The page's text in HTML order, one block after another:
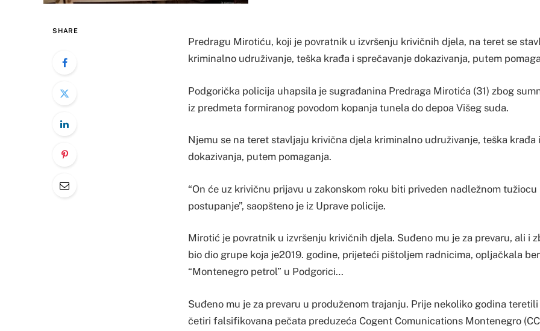
SHARE
Predragu Mirotiću, koji je povratnik u izvršenju krivičnih djela, na teret se
kriminalno udruživanje, teška krađa i sprečavanje dokazivanja, putem
Podgorička policija uhapsila je sugrađanina Predraga Mirotića (31) zbog
iz predmeta formiranog povodom kopanja tunela do depoa Višeg suda.
Njemu se na teret stavljaju krivična djela kriminalno udruživanje, teška krađa
dokazivanja, putem pomaganja.
“On će uz krivičnu prijavu u zakonskom roku biti priveden nadležnom tužiocu
postupanje”, saopšteno je iz Uprave policije.
Mirotić je povratnik u izvršenju krivičnih djela. Suđeno mu je za prevaru, ali i
bio dio grupe koja je2019. godine, prijeteći pištoljem radnicima, opljačkala
“Montenegro petrol” u Podgorici…
Suđeno mu je za prevaru u produženom trajanju. Prije nekoliko godina
četiri falsifikovana pečata preduzeća Cogent Comunications Montenegro